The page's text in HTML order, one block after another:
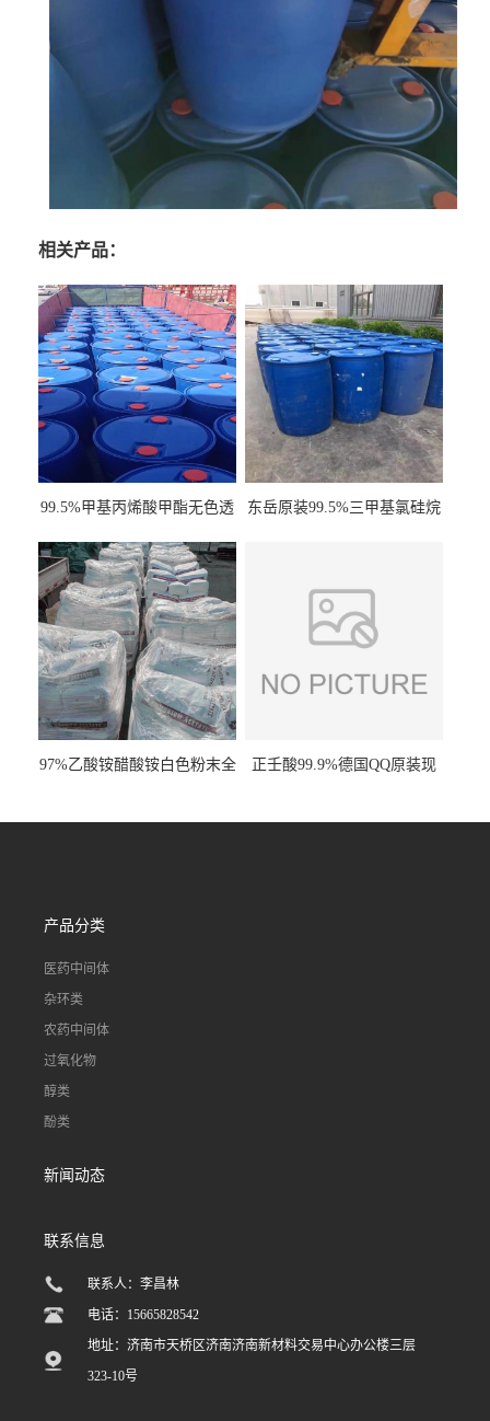
相关产品：
99.5%甲基丙烯酸甲酯无色透
东岳原装99.5%三甲基氯硅烷
97%乙酸铵醋酸铵白色粉末全
正壬酸99.9%德国QQ原装现
产品分类
医药中间体
杂环类
农药中间体
过氧化物
醇类
酚类
新闻动态
联系信息
联系人：李昌林
电话：15665828542
地址：济南市天桥区济南济南新材料交易中心办公楼三层
323-10号